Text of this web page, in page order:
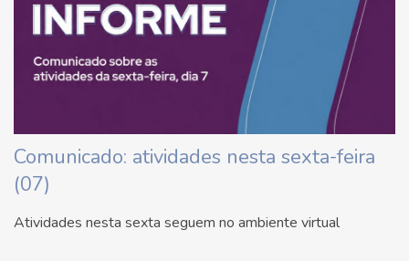
Comunicado: atividades nesta sexta-feira
(07)
Atividades nesta sexta seguem no ambiente virtual